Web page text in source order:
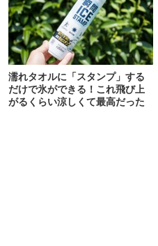
濡れタオルに「スタンプ」する
だけで氷ができる！これ飛び上
がるくらい涼しくて最高だった